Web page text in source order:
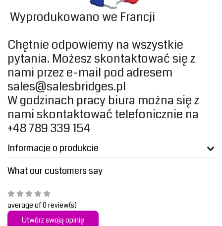
‎ Wyprodukowano we Francji‎
‎Chętnie odpowiemy na wszystkie
pytania. Możesz skontaktować się z
nami przez e-mail pod adresem
sales@salesbridges.pl
W godzinach pracy biura można się z
nami skontaktować telefonicznie na
+48 789 339 154
Informacje o produkcie
What our customers say
average of 0 review(s)
Utwórz swoją opinię